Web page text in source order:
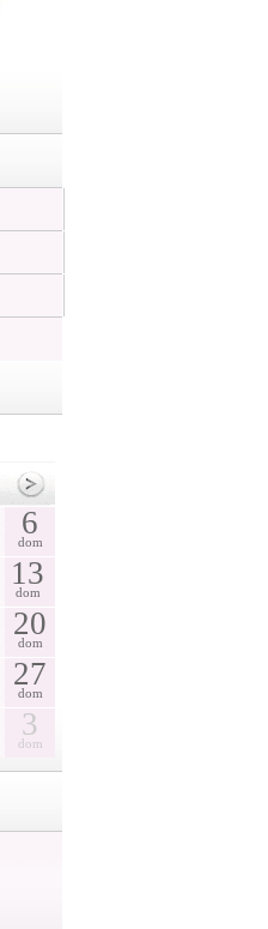
6
dom
13
dom
20
dom
27
dom
3
dom